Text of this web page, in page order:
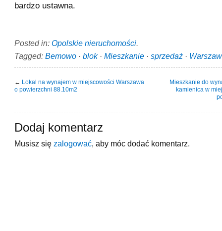
bardzo ustawna.
Posted in: Opolskie nieruchomości.
Tagged: Bemowo · blok· Mieszkanie · sprzedaż ·
← Lokal na wynajem w miejscowości Warszawa
o powierzchni 88.10m2
Mieszkanie do
kamienica w
Dodaj komentarz
Musisz się zalogować , aby móc dodać komentarz.